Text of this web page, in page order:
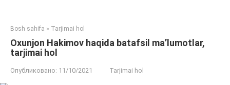
Bosh sahifa » Tarjimai hol
Oxunjon Hakimov haqida batafsil ma’lumotlar,
tarjimai hol
Опубликовано: 11/10/2021 Tarjimai hol